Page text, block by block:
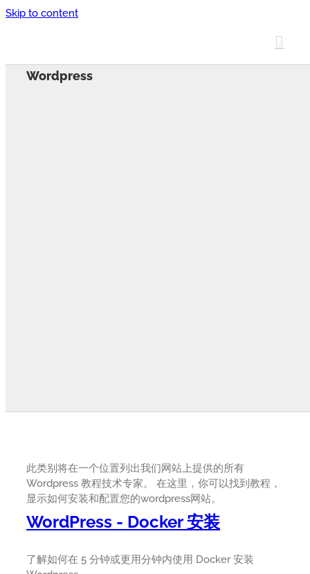
Skip to content
Wordpress
此类别将在一个位置列出我们网站上提供的所有
Wordpress 教程技术专家。 在这里，你可以找到教程，
显示如何安装和配置您的wordpress网站。
WordPress - Docker 安装
了解如何在 5 分钟或更用分钟内使用 Docker 安装